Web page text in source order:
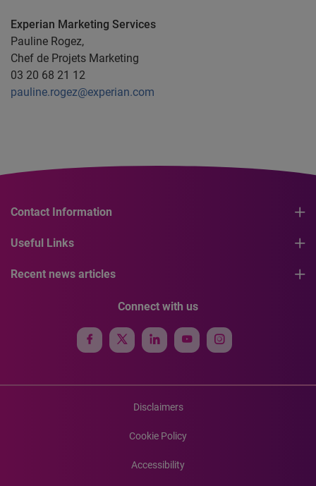
Experian Marketing Services
Pauline Rogez,
Chef de Projets Marketing
03 20 68 21 12
pauline.rogez@experian.com
Contact Information
Useful Links
Recent news articles
Connect with us
Disclaimers
Cookie Policy
Accessibility